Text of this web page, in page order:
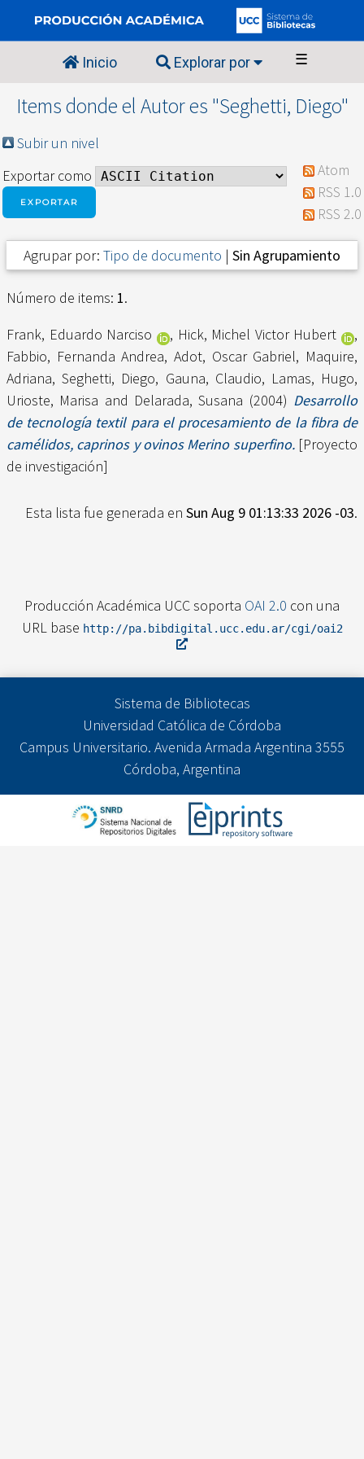
Inicio Explorar por ☰
Items donde el Autor es "Seghetti, Diego"
Subir un nivel
Exportar como
Atom
RSS 1.0
RSS 2.0
Agrupar por: Tipo de documento | Sin Agrupamiento
Número de items: 1.
Frank, Eduardo Narciso
, Hick, Michel Victor Hubert
,
Fabbio, Fernanda Andrea,Adot, Oscar Gabriel, Maquire,
Adriana,Seghetti, Diego, Gauna, Claudio, Lamas, Hugo,
Urioste, Marisa and Delarada, Susana (2004) Desarrollo
de tecnología textil para el procesamiento de la fibra de
camélidos, caprinos y ovinos Merino superfino.[Proyecto
de investigación]
Esta lista fue generada en Sun Aug 9 01:13:33 2026 -03.
Producción Académica UCC soporta OAI 2.0 con una
URL base http://pa.bibdigital.ucc.edu.ar/cgi/oai2
Sistema de Bibliotecas
Universidad Católica de Córdoba
Campus Universitario. Avenida Armada Argentina 3555
Córdoba, Argentina